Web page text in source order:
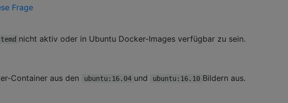
Frage
nicht aktiv oder in Ubuntu Docker-Images verfügbar zu sein.
Container aus den
ubuntu:16.04 und ubuntu:16.10 Bildern aus.